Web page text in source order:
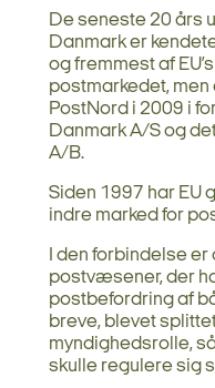
De seneste 20 års
Danmark er
og fremmest af
postmarkedet,
PostNord i 2009 i
Danmark A/S og
A/B.
Siden 1997 har EU
indre marked for
I den forbindelse
postvæsener, der
postbefordring af
breve, blevet
myndighedsrolle,
skulle regulere sig